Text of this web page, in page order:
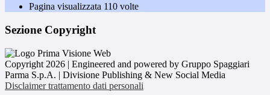
Pagina visualizzata 110 volte
Sezione Copyright
Copyright 2026 | Engineered and powered by Gruppo Spaggiari
Parma S.p.A. | Divisione Publishing & New Social Media
Disclaimer trattamento dati personali